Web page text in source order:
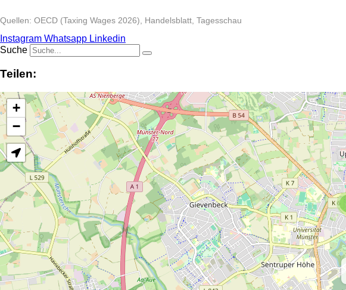
Quellen: OECD (Taxing Wages 2026), Handelsblatt, Tagesschau
Instagram Whatsapp Linkedin
Suche
Teilen:
+
−